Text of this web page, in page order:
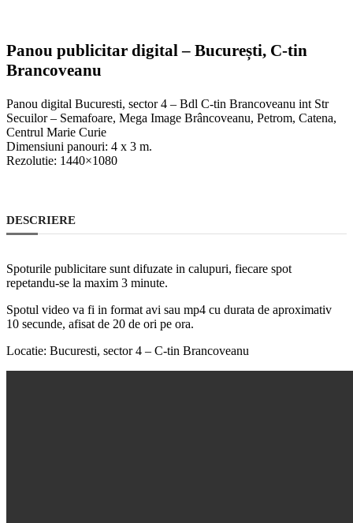
Panou publicitar digital – București, C-tin
Brancoveanu
Panou digital Bucuresti, sector 4 – Bdl C-tin Brancoveanu int Str
Secuilor – Semafoare, Mega Image Brâncoveanu, Petrom, Catena,
Centrul Marie Curie
Dimensiuni panouri: 4 x 3 m.
Rezolutie: 1440×1080
DESCRIERE
Spoturile publicitare sunt difuzate in calupuri, fiecare spot
repetandu-se la maxim 3 minute.
Spotul video va fi in format avi sau mp4 cu durata de aproximativ
10 secunde, afisat de 20 de ori pe ora.
Locatie: Bucuresti, sector 4 – C-tin Brancoveanu